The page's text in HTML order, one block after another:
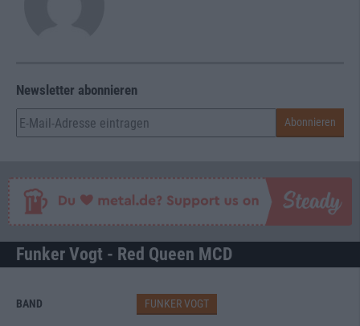
Newsletter abonnieren
Funker Vogt - Red Queen MCD
BAND FUNKER VOGT